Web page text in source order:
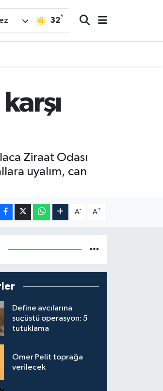
32°
Ziraat Odası
uyalım, can
A- A+
Define avcılarına
suçüstü operasyon: 5
tutuklama
Ömer Pelit toprağa
verilecek